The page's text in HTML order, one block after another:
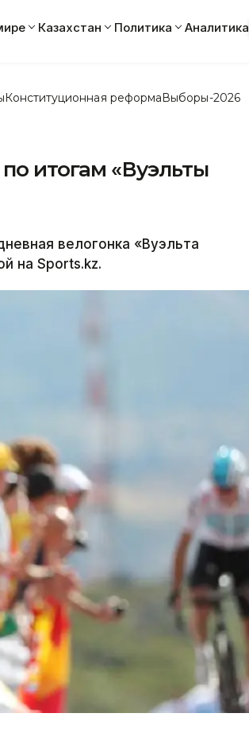
Казахстан Политика Аналитика
Конституционная реформаВыборы-2026
итогам «Вуэльты
велогонка «Вуэльта
на Sports.kz.